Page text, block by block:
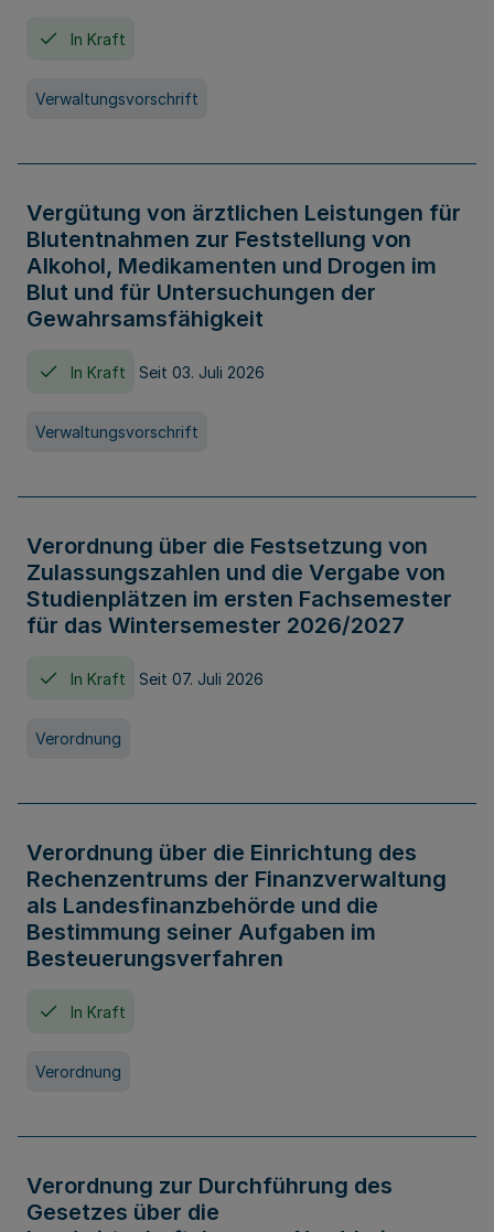
In Kraft
Verwaltungsvorschrift
Vergütung von ärztlichen Leistungen für
Blutentnahmen zur Feststellung von
Alkohol, Medikamenten und Drogen im
Blut und für Untersuchungen der
Gewahrsamsfähigkeit
In Kraft Seit 03. Juli 2026
Verwaltungsvorschrift
Verordnung über die Festsetzung von
Zulassungszahlen und die Vergabe von
Studienplätzen im ersten Fachsemester
für das Wintersemester 2026/2027
In Kraft Seit 07. Juli 2026
Verordnung
Verordnung über die Einrichtung des
Rechenzentrums der Finanzverwaltung
als Landesfinanzbehörde und die
Bestimmung seiner Aufgaben im
Besteuerungsverfahren
In Kraft
Verordnung
Verordnung zur Durchführung des
Gesetzes über die